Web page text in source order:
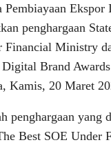
Pembiayaan
penghargaan
Financial Ministry
Brand
Kamis, 20 Maret
penghargaan yang
Best SOE Under